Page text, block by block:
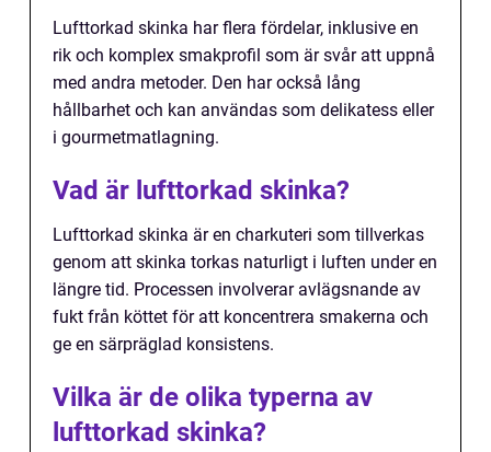
Lufttorkad skinka har flera fördelar, inklusive en
rik och komplex smakprofil som är svår att uppnå
med andra metoder. Den har också lång
hållbarhet och kan användas som delikatess eller
i gourmetmatlagning.
Vad är lufttorkad skinka?
Lufttorkad skinka är en charkuteri som tillverkas
genom att skinka torkas naturligt i luften under en
längre tid. Processen involverar avlägsnande av
fukt från köttet för att koncentrera smakerna och
ge en särpräglad konsistens.
Vilka är de olika typerna av
lufttorkad skinka?